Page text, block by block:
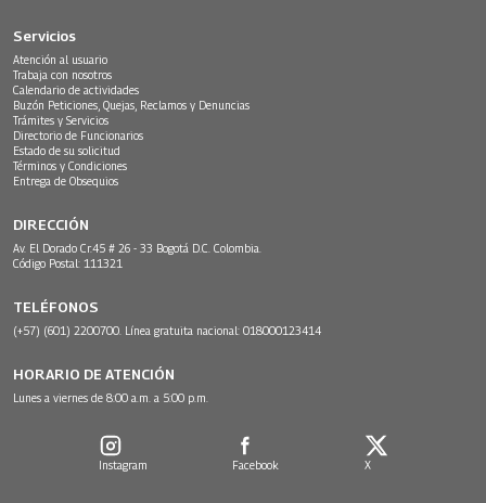
Servicios
Atención al usuario
Trabaja con nosotros
Calendario de actividades
Buzón Peticiones, Quejas, Reclamos y Denuncias
Trámites y Servicios
Directorio de Funcionarios
Estado de su solicitud
Términos y Condiciones
Entrega de Obsequios
DIRECCIÓN
Av. El Dorado Cr.45 # 26 - 33 Bogotá D.C. Colombia.
Código Postal: 111321
TELÉFONOS
(+57) (601) 2200700. Línea gratuita nacional: 018000123414
HORARIO DE ATENCIÓN
Lunes a viernes de 8:00 a.m. a 5:00 p.m.
Instagram Facebook X